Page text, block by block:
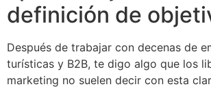
definición de
Después de trabajar con decenas de
turísticas y B2B, te digo algo que los
marketing no suelen decir con esta